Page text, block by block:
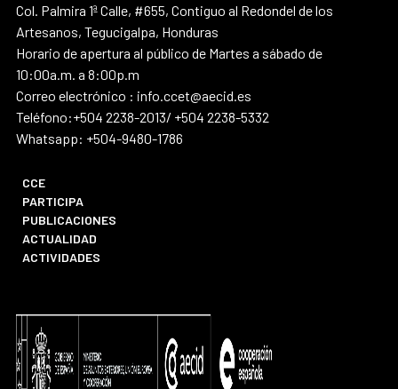
Col. Palmira 1ª Calle, #655, Contiguo al Redondel de los
Artesanos, Tegucigalpa, Honduras
Horario de apertura al público de Martes a sábado de
10:00a.m. a 8:00p.m
Correo electrónico : info.ccet@aecid.es
Teléfono:+504 2238-2013/ +504 2238-5332
Whatsapp: +504-9480-1786
CCE
PARTICIPA
PUBLICACIONES
ACTUALIDAD
ACTIVIDADES